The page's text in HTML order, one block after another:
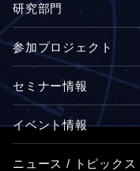
研究部門
参加プロジェクト
セミナー情報
イベント情報
ニュース / トピックス